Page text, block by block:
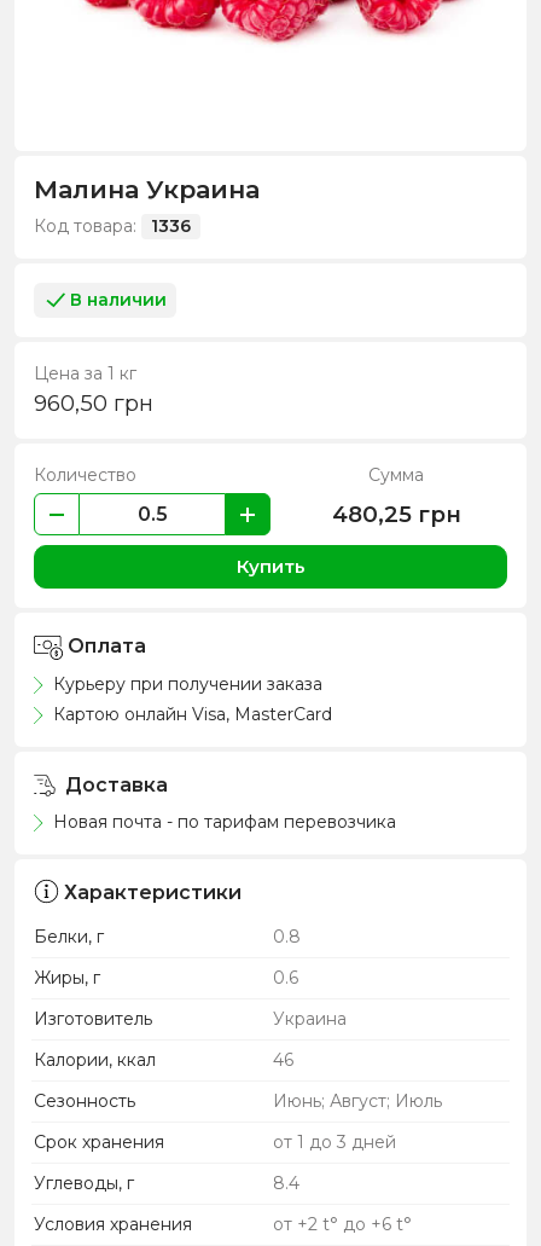
Малина Украина
Код товара: 1336
В наличии
Цена за 1 кг
960,50 грн
Количество Сумма
480,25 грн
Купить
Оплата
Курьеру при получении заказа
Картою онлайн Visa, MasterCard
Доставка
Новая почта - по тарифам перевозчика
Характеристики
Белки, г
0.8
Жиры, г
0.6
Изготовитель
Украина
Калории, ккал
46
Сезонность
Июнь; Август; Июль
Срок хранения
от 1 до 3 дней
Углеводы, г
8.4
Условия хранения
от +2 t° до +6 t°